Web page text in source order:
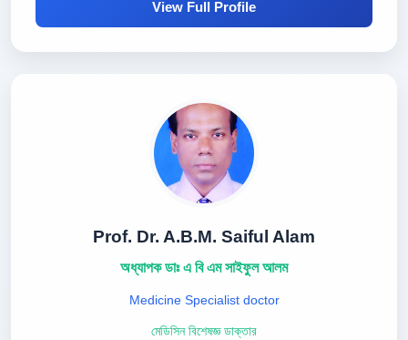
View Full Profile
Prof. Dr. A.B.M. Saiful Alam
অধ্যাপক ডাঃ এ বি এম সাইফুল আলম
Medicine Specialist doctor
মেডিসিন বিশেষজ্ঞ ডাক্তার